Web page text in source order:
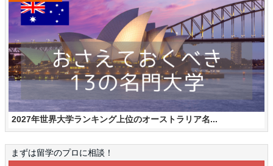
2027年世界大学ランキング上位のオーストラリア名...
まずは留学のプロに相談！